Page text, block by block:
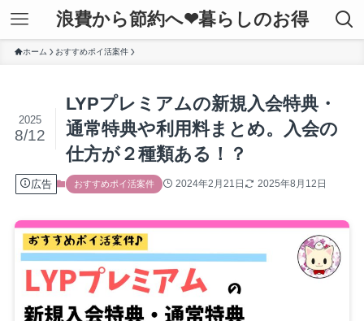
浪費から節約へ❤暮らしのお得
ホーム おすすめポイ活案件
LYPプレミアムの新規入会特典・
通常特典や利用料まとめ。入会の
仕方が２種類ある！？
2025
8/12
広告 おすすめポイ活案件 2024年2月21日 2025年8月12日